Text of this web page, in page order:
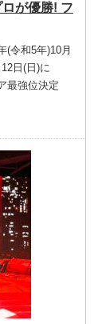
が優勝! フ
(令和5年)10月
日(日)に
最強位決定